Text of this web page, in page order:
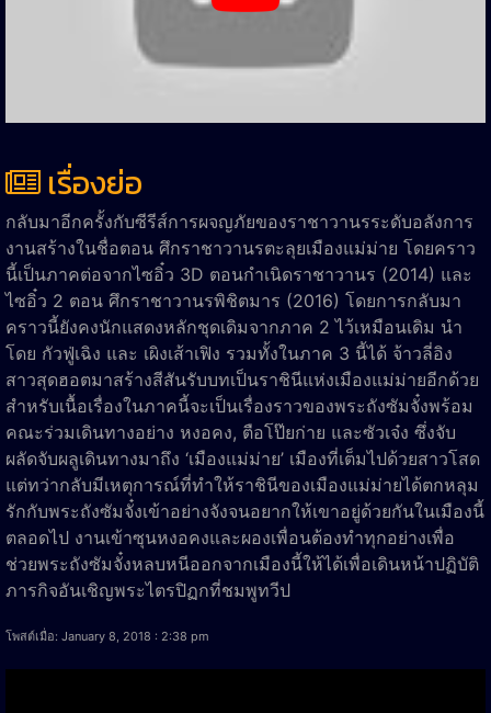
เรื่องย่อ
กลับมาอีกครั้งกับซีรีส์การผจญภัยของราชาวานรระดับอลังการ
งานสร้างในชื่อตอน ศึกราชาวานรตะลุยเมืองแม่ม่าย โดยคราว
นี้เป็นภาคต่อจากไซอิ๋ว 3D ตอนกำเนิดราชาวานร (2014) และ
ไซอิ๋ว 2 ตอน ศึกราชาวานรพิชิตมาร (2016) โดยการกลับมา
คราวนี้ยังคงนักแสดงหลักชุดเดิมจากภาค 2 ไว้เหมือนเดิม นำ
โดย กัวฟู่เฉิง และ เผิงเส้าเฟิง รวมทั้งในภาค 3 นี้ได้ จ้าวลี่อิง
สาวสุดฮอตมาสร้างสีสันรับบทเป็นราชินีแห่งเมืองแม่ม่ายอีกด้วย
สำหรับเนื้อเรื่องในภาคนี้จะเป็นเรื่องราวของพระถังซัมจั๋งพร้อม
คณะร่วมเดินทางอย่าง หงอคง, ตือโป๊ยก่าย และซัวเจ๋ง ซึ่งจับ
ผลัดจับผลูเดินทางมาถึง ‘เมืองแม่ม่าย’ เมืองที่เต็มไปด้วยสาวโสด
แต่ทว่ากลับมีเหตุการณ์ที่ทำให้ราชินีของเมืองแม่ม่ายได้ตกหลุม
รักกับพระถังซัมจั๋งเข้าอย่างจังจนอยากให้เขาอยู่ด้วยกันในเมืองนี้
ตลอดไป งานเข้าซุนหงอคงและผองเพื่อนต้องทำทุกอย่างเพื่อ
ช่วยพระถังซัมจั๋งหลบหนีออกจากเมืองนี้ให้ได้เพื่อเดินหน้าปฏิบัติ
ภารกิจอันเชิญพระไตรปิฏกที่ชมพูทวีป
โพสต์เมื่อ: January 8, 2018 : 2:38 pm